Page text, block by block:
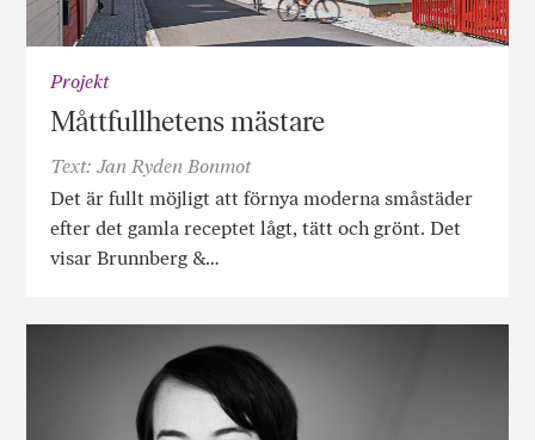
Projekt
Måttfullhetens mästare
Text: Jan Ryden Bonmot
Det är fullt möjligt att förnya moderna småstäder
efter det gamla receptet lågt, tätt och grönt. Det
visar Brunnberg &…